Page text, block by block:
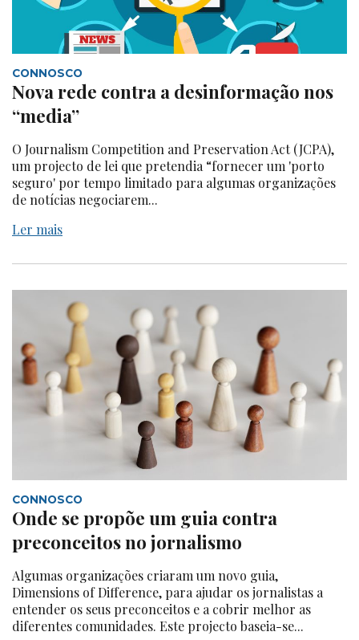
CONNOSCO
Nova rede contra a desinformação nos
“media”
O Journalism Competition and Preservation Act (JCPA),
um projecto de lei que pretendia “fornecer um 'porto
seguro' por tempo limitado para algumas organizações
de notícias negociarem...
Ler mais
CONNOSCO
Onde se propõe um guia contra
preconceitos no jornalismo
Algumas organizações criaram um novo guia,
Dimensions of Difference, para ajudar os jornalistas a
entender os seus preconceitos e a cobrir melhor as
diferentes comunidades. Este projecto baseia-se...